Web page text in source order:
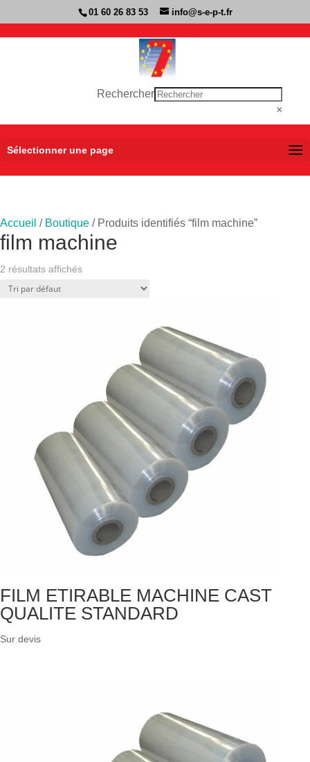
01 60 26 83 53 info@s-e-p-t.fr
Rechercher
×
Sélectionner une page
Accueil / Boutique / Produits identifiés “film machine”
film machine
2 résultats affichés
FILM ETIRABLE MACHINE CAST
QUALITE STANDARD
Sur devis